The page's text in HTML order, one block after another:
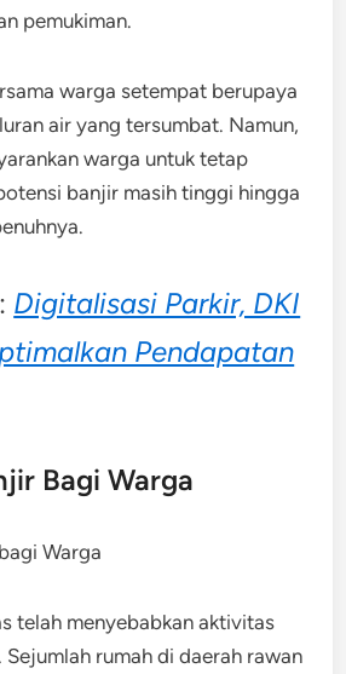
pemukiman.
warga setempat berupaya
air yang tersumbat. Namun,
warga untuk tetap
banjir masih tinggi hingga
Digitalisasi Parkir, DKI
Pendapatan
Bagi Warga
telah menyebabkan aktivitas
rumah di daerah rawan